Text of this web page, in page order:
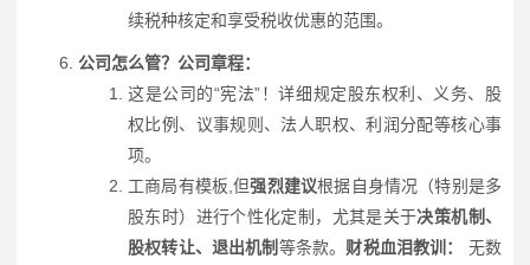
续税种核定和享受税收优惠的范围。
公司怎么管？公司章程：
这是公司的“宪法”！详细规定股东权利、义务、股
权比例、议事规则、法人职权、利润分配等核心事
项。
工商局有模板,但强烈建议根据自身情况（特别是多
股东时）进行个性化定制，尤其是关于决策机制、
股权转让、退出机制 等条款。 财税血泪教训： 无数